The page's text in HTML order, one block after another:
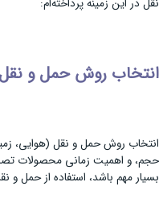
انتخاب روش حمل و
انتخاب روش حمل و نقل (هوایی،
حجم، و اهمیت زمانی محصولات
بسیار مهم باشد، استفاده از حمل